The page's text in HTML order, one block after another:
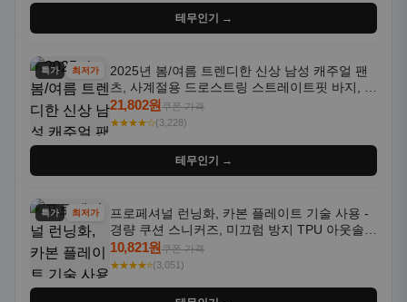
테무인기 →
특가 최저가
2025년 봄/여름 트렌디한 신상 남성 캐주얼 팬
츠, 사계절용 드로스트링 스트레이트핏 바지, 한
국 스타일, 활용도 높은 아웃도어 및 정장용, 발
목 바지
21,802원쿠폰 가격
★★★★☆(3,228)
테무인기 →
특가 최저가
프로페셔널 런닝화, 카본 플레이트 기술 사용 -
경량 쿠션 스니커즈, 미끄럼 방지 TPU 아웃솔,
통기성 화이트-퍼플 그라데이션, 헬스, 트레이
닝 - 남성용, 여성용, 모든 계절에 적합
10,821원쿠폰 가격
★★★★⭐(3,051)